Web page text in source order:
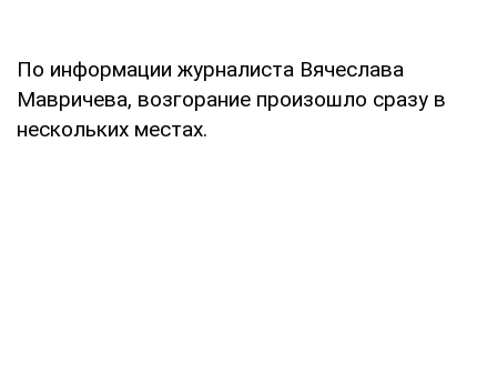
По информации журналиста Вячеслава
Мавричева, возгорание произошло сразу в
нескольких местах.